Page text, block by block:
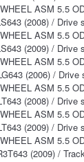
ASM 5.5
(2008) / Drive
ASM 5.5
(2009) / Drive
ASM 5.5
(2006) /
ASM 5.5
(2008) / Drive
ASM 5.5
(2009) / Drive
ASM 5.5
(2009) /